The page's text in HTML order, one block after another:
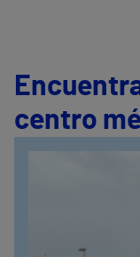
centro